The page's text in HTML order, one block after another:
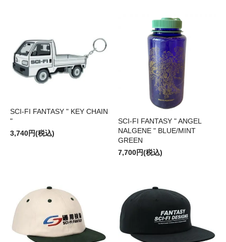
SCI-FI FANTASY " KEY CHAIN
"
3,740円(税込)
SCI-FI FANTASY " ANGEL
NALGENE " BLUE/MINT
GREEN
7,700円(税込)